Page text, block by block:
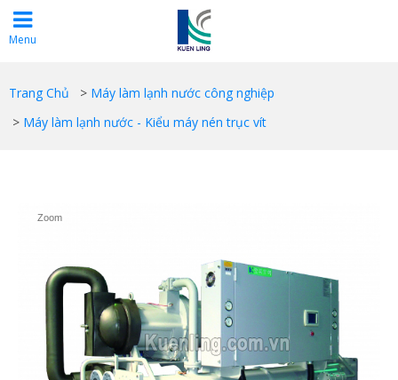
Menu
Trang Chủ > Máy làm lạnh nước công nghiệp
> Máy làm lạnh nước - Kiểu máy nén trục vít
Zoom